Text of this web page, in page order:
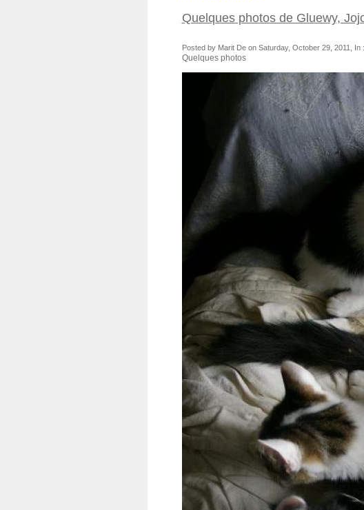
Quelques photos de Gluewy,
Posted by Marit De on Saturday, October 29, 2011, In :
Quelques photos